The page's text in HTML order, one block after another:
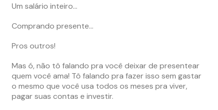
Um salário inteiro…
Comprando presente…
Pros outros!
Mas ó, não tô falando pra você deixar de presentear
quem você ama! Tô falando pra fazer isso sem gastar
o mesmo que você usa todos os meses pra viver,
pagar suas contas e investir.